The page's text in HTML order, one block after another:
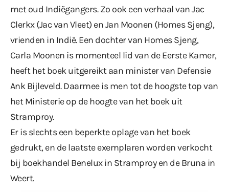
met oud Indiëgangers. Zo ook een verhaal van Jac
Clerkx (Jac van Vleet) en Jan Moonen (Homes Sjeng),
vrienden in Indië. Een dochter van Homes Sjeng,
Carla Moonen is momenteel lid van de Eerste Kamer,
heeft het boek uitgereikt aan minister van Defensie
Ank Bijleveld. Daarmee is men tot de hoogste top van
het Ministerie op de hoogte van het boek uit
Stramproy.
Er is slechts een beperkte oplage van het boek
gedrukt, en de laatste exemplaren worden verkocht
bij boekhandel Benelux in Stramproy en de Bruna in
Weert.